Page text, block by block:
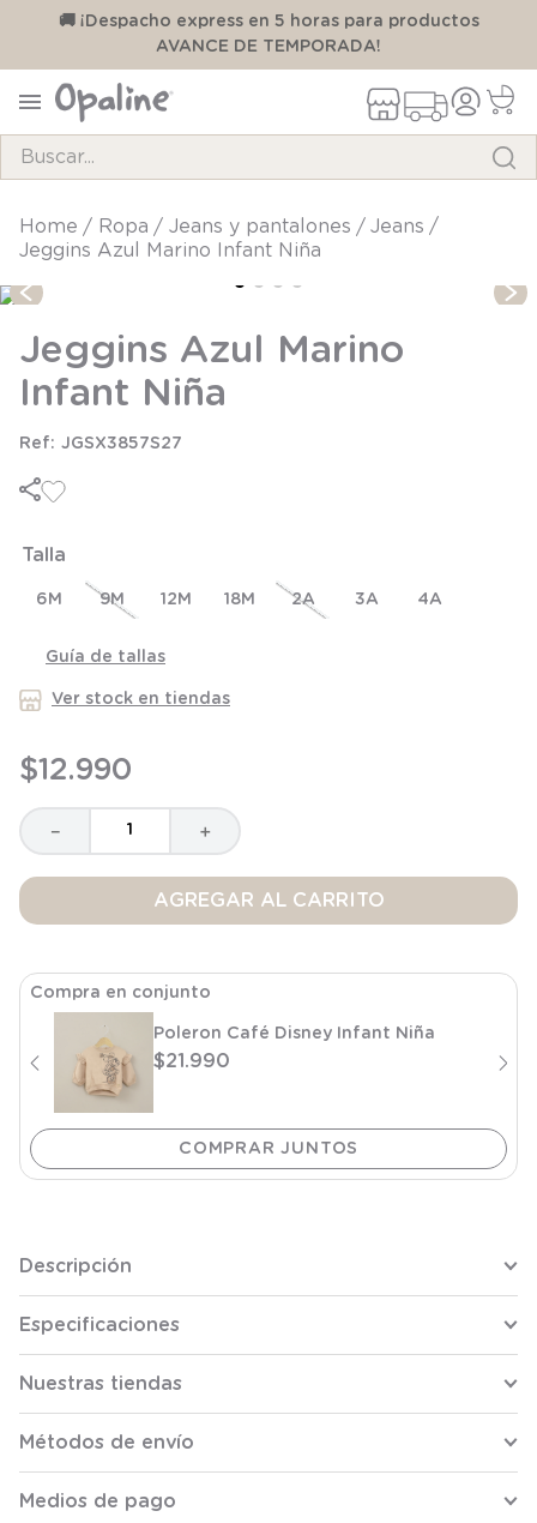
🚚 ¡Despacho express en 5 horas para productos
AVANCE DE TEMPORADA!
ropa jeans y pantalones
jeans
Jeggins Azul Marino Infant Niña
Jeggins Azul Marino
Infant Niña
JGSX3857S27
Talla
6M 9M 12M 18M 2A 3A 4A
Guía de tallas
Ver stock en tiendas
$12.990
＋
－
AGREGAR AL CARRITO
Compra en conjunto
Poleron Café Disney Infant Niña
$21.990
Descripción
Especificaciones
Nuestras tiendas
Métodos de envío
Medios de pago
TÉRMINOS MÁS BUSCADOS
1.
3.
zapatillas
4.
body
5
manta
8.
9.
saco dormir